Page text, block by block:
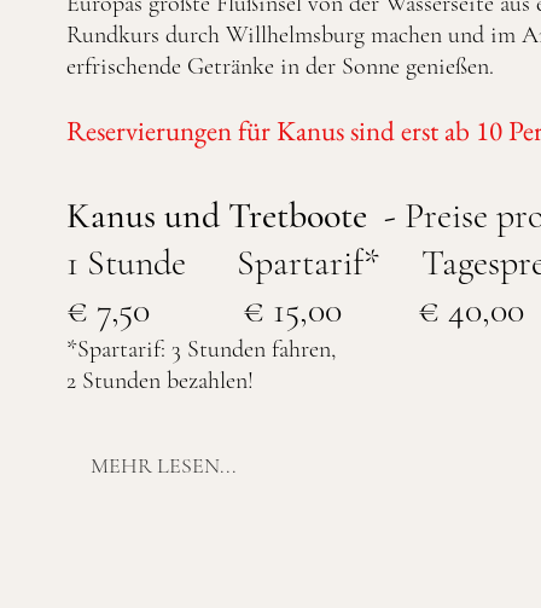
Rundkurs durch Willhelmsburg machen und im
erfrischende Getränke in der Sonne genießen.
Reservierungen für Kanus sind erst ab 10
Kanus und Tretboote - Preise
1 Stunde Spartarif*
€ 7,50 € 15,00 € 40,00
*Spartarif: 3 Stunden fahren,
2 Stunden bezahlen!
MEHR LESEN...